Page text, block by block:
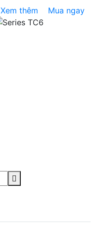
Xem thêm
Mua ngay